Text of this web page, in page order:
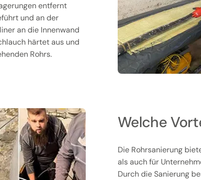
entfernt
und an der
an die Innenwand
härtet aus und
Rohrs.
Welche
Die Rohrsanierung
als auch für
Durch die Sanierung